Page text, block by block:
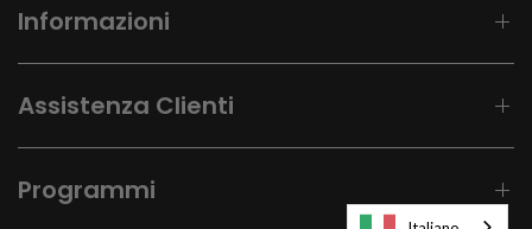
Informazioni
Assistenza Clienti
Programmi